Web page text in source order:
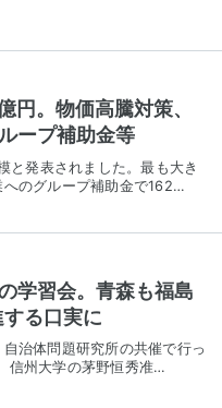
。物価高騰対策、
ープ補助金等
と発表されました。最も大き
のグループ補助金で162…
学習会。青森も福島
る口実に
治体問題研究所の共催で行っ
信州大学の茅野恒秀准…